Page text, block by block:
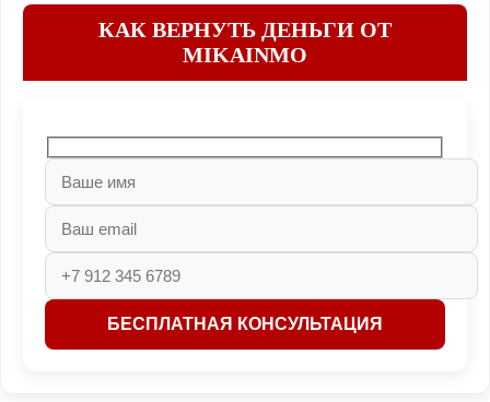
КАК ВЕРНУТЬ ДЕНЬГИ ОТ
MIKAINMO